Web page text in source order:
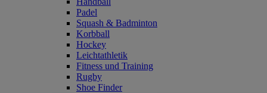
Padel
Squash & Badminton
Korbball
Hockey
Leichtathletik
Fitness und Training
Rugby
Shoe Finder